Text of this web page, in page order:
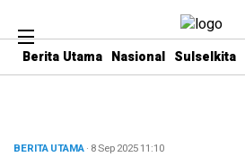
Berita Utama Nasional Sulselkita
BERITA UTAMA· 8 Sep 202511:10